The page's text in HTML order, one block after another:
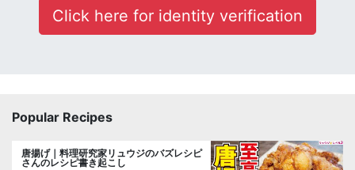
Click here for identity verification
Popular Recipes
唐揚げ｜料理研究家リュウジのバズレシピ
さんのレシピ書き起こし